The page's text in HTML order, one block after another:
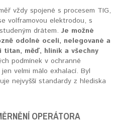
vždy spojené s procesem TIG,
volframovou elektrodou, s
drátem.Je možné
odolné oceli, nelegované a
měď, hliník a všechny
podmínek v ochranné
velmi málo exhalací. Byl
nejvyšší standardy z hlediska
OPERÁTORA